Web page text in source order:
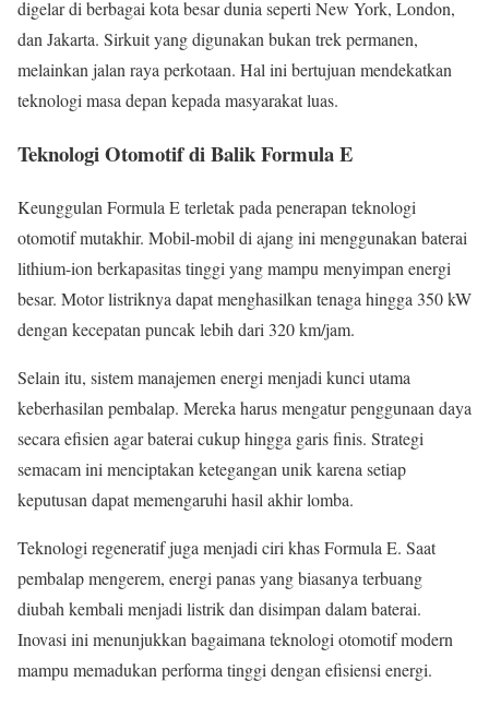
digelar di berbagai kota besar dunia seperti New York, London,
dan Jakarta. Sirkuit yang digunakan bukan trek permanen,
melainkan jalan raya perkotaan. Hal ini bertujuan mendekatkan
teknologi masa depan kepada masyarakat luas.
Teknologi Otomotif di Balik Formula E
Keunggulan Formula E terletak pada penerapan teknologi
otomotif mutakhir. Mobil-mobil di ajang ini menggunakan baterai
lithium-ion berkapasitas tinggi yang mampu menyimpan energi
besar. Motor listriknya dapat menghasilkan tenaga hingga 350 kW
dengan kecepatan puncak lebih dari 320 km/jam.
Selain itu, sistem manajemen energi menjadi kunci utama
keberhasilan pembalap. Mereka harus mengatur penggunaan daya
secara efisien agar baterai cukup hingga garis finis. Strategi
semacam ini menciptakan ketegangan unik karena setiap
keputusan dapat memengaruhi hasil akhir lomba.
Teknologi regeneratif juga menjadi ciri khas Formula E. Saat
pembalap mengerem, energi panas yang biasanya terbuang
diubah kembali menjadi listrik dan disimpan dalam baterai.
Inovasi ini menunjukkan bagaimana teknologi otomotif modern
mampu memadukan performa tinggi dengan efisiensi energi.